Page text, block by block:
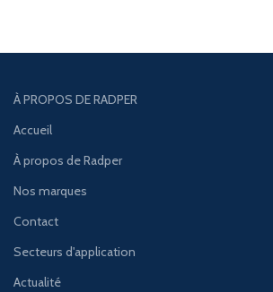
À PROPOS DE RADPER
Accueil
À propos de Radper
Nos marques
Contact
Secteurs d'application
Actualité